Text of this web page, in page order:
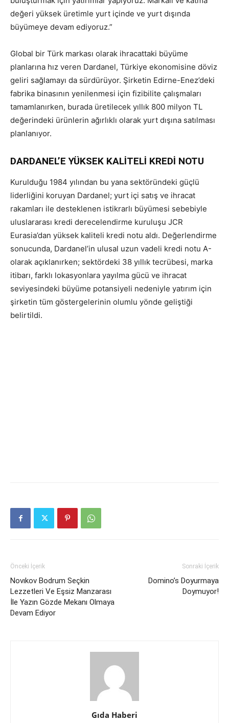
değeri yüksek üretimle yurt içinde ve yurt dışında
büyümeye devam ediyoruz.”
Global bir Türk markası olarak ihracattaki büyüme
planlarına hız veren Dardanel, Türkiye ekonomisine döviz
geliri sağlamayı da sürdürüyor. Şirketin Edirne-Enez’deki
fabrika binasının yenilenmesi için fizibilite çalışmaları
tamamlanırken, burada üretilecek yıllık 800 milyon TL
değerindeki ürünlerin ağırlıklı olarak yurt dışına satılması
planlanıyor.
DARDANEL’E YÜKSEK KALİTELİ KREDİ NOTU
Kurulduğu 1984 yılından bu yana sektöründeki güçlü
liderliğini koruyan Dardanel; yurt içi satış ve ihracat
rakamları ile desteklenen istikrarlı büyümesi sebebiyle
uluslararası kredi derecelendirme kuruluşu JCR
Eurasia’dan yüksek kaliteli kredi notu aldı. Değerlendirme
sonucunda, Dardanel’in ulusal uzun vadeli kredi notu A-
olarak açıklanırken; sektördeki 38 yıllık tecrübesi, marka
itibarı, farklı lokasyonlara yayılma gücü ve ihracat
seviyesindeki büyüme potansiyeli nedeniyle yatırım için
şirketin tüm göstergelerinin olumlu yönde geliştiği
belirtildi.
Önceki İçerik
Novıkov Bodrum Seçkin
Lezzetleri Ve Eşsiz Manzarası
İle Yazın Gözde Mekanı Olmaya
Devam Ediyor
Sonraki İçerik
Domino’s Doyurmaya
Doymuyor!
Gıda Haberi